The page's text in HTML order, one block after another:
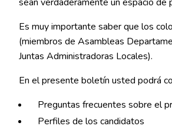
Es muy importante saber que los
(miembros de Asambleas
Juntas Administradoras Locales).
En el presente boletín usted podrá
Preguntas frecuentes sobre el
Perfiles de los candidatos